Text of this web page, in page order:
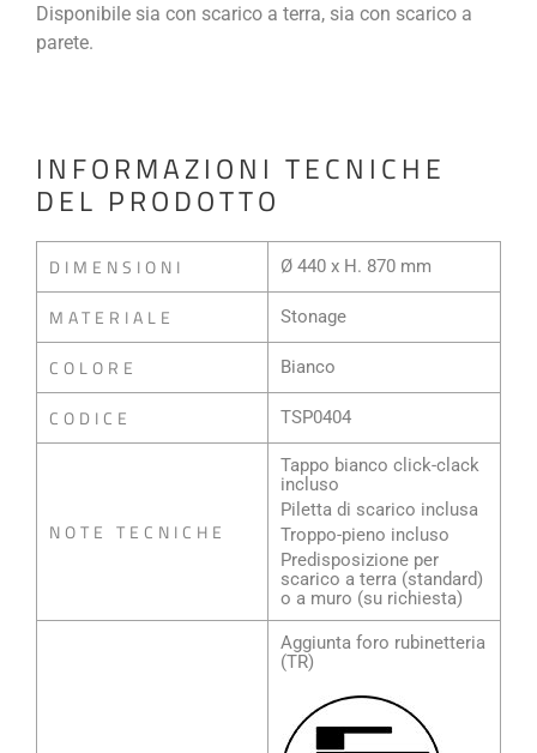
Disponibile sia con scarico a terra, sia con scarico a
parete.
INFORMAZIONI TECNICHE
DEL PRODOTTO
DIMENSIONI Ø 440 x H. 870 mm
MATERIALE Stonage
COLORE Bianco
CODICE TSP0404
NOTE TECNICHE
Tappo bianco click-clack
incluso
Piletta di scarico inclusa
Troppo-pieno incluso
Predisposizione per
scarico a terra (standard)
o a muro (su richiesta)
Aggiunta foro rubinetteria
(TR)